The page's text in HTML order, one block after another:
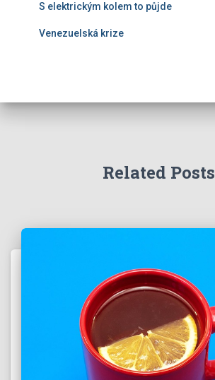
S elektrickým kolem to půjde
Venezuelská krize
Related Posts